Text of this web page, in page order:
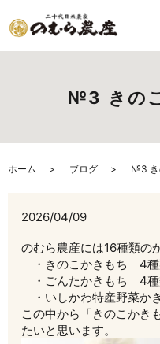
№3 きの
ホーム ブログ №3 き
2026/04/09
のむら農産には16種類の
・きのこかきもち 4
・ごんたかきもち 4
・いしかわ特産野菜か
この中から「きのこかき
たいと思います。